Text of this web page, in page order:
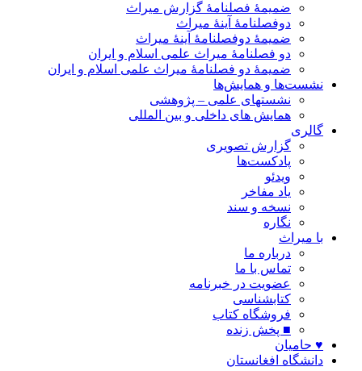
ضمیمۀ فصلنامۀ گزارش میراث
دوفصلنامۀ آینۀ میراث
ضمیمۀ دوفصلنامۀ آینۀ میراث
دو فصلنامۀ میراث علمی اسلام و ایران
ضمیمۀ دو فصلنامۀ میراث علمی اسلام و ایران
نشست‌ها و همایش‌ها
نشستهای علمی – پژوهشی
همایش های داخلی و بین المللی
گالری
گزارش تصویری
پادکست‌ها
ویدئو
یاد مفاخر
نسخه و سند
نگاره
با میراث
درباره ما
تماس با ما
عضویت در خبرنامه
کتابشناسی
فروشگاه کتاب
■ پخش زنده
♥ حامیان
دانشگاه افغانستان